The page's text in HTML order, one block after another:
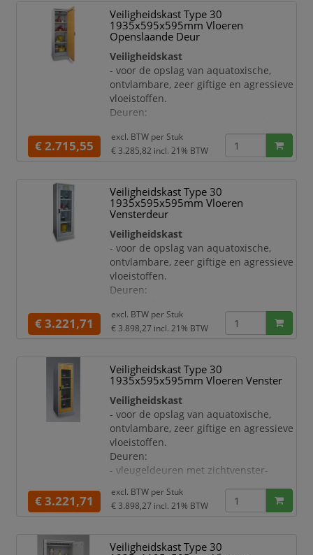
- sluit bij brand automatisch dankzij
thermomechanica
- deuren bij temperatuurstijging naar \
<50° C
- toe- en afvoerkanalen bij
temperatuurstijging naar 70° C
- ventilatie-aansluiting door
aansluitstomp no
Veiligheidskast Type 30
1935x595x595mm Vloeren
Openslaande Deur
Veiligheidskast
- voor de opslag van aquatoxische,
ontvlambare, zeer giftige en agressieve
vloeistoffen.
Deuren:
incl. 2 sleutels
- deuraanslag rechts
Uitrusting:
- sluit bij brand automatisch dankzij
- deuren bij temperatuurstijging naar
<50° C
- toe- en afvoerkanalen bij
temperatuurstijging naar 70° C
- met aansluitstomp nominale breedte
100
-
€ 2.715,55
excl. BTW per Stuk
€ 3.285,82 incl. 21% BTW
Veiligheidskast Type 30
1935x595x595mm Vloeren
Vensterdeur
Veiligheidskast
- voor de opslag van aquatoxische,
ontvlambare, zeer giftige en agressieve
vloeistoffen.
Deuren:
deuraanslag rechts
- met vastzetinstallatie en
Uitrusting:
- sluit bij brand automatisch dankzij
thermomechanica
- deuren bij temperatuurstijging naar \
<50° C
- toe- en afvoerkanalen bij
temperatuurstijging naar 70° C
- 3 inzetlegborden
- legbor
€ 3.221,71
excl. BTW per Stuk
€ 3.898,27 incl. 21% BTW
Veiligheidskast Type 30
1935x595x595mm Vloeren Venster
Veiligheidskast
- voor de opslag van aquatoxische,
ontvlambare, zeer giftige en agressieve
vloeistoffen.
Deuren:
- vleugeldeuren met zichtvenster-
- met vastzetinstallatie en
binnenliggende noodontgrendeling
Uitrusting:
€ 3.221,71
excl. BTW per Stuk
€ 3.898,27 incl. 21% BTW
Veiligheidskast Type 30